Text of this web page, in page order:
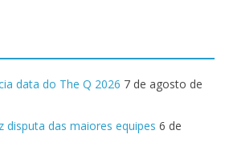
data do The Q 2026 7 de agosto de
disputa das maiores equipes 6 de